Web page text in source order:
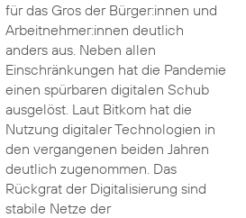
für das Gros der Bürger:innen und
Arbeitnehmer:innen deutlich
anders aus. Neben allen
Einschränkungen hat die Pandemie
einen spürbaren digitalen Schub
ausgelöst. Laut Bitkom hat die
Nutzung digitaler Technologien in
den vergangenen beiden Jahren
deutlich zugenommen. Das
Rückgrat der Digitalisierung sind
stabile Netze der